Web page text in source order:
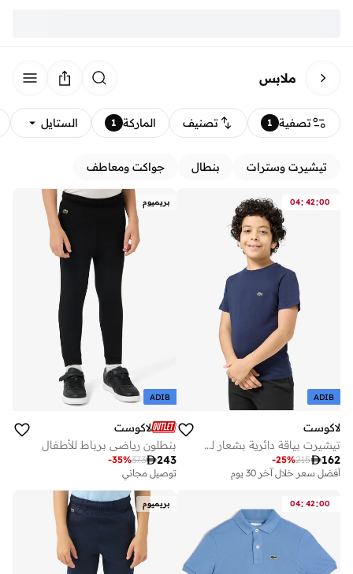
ملابس
تصفية 1 تصنيف الماركة 1 الستايل
تيشيرت وسترات بنطال جواكت ومعاطف
04: 42:00
ADIB
لاكوست
تيشيرت بياقة دائرية بشعار للأطفال
162
215
-25%
أفضل سعر خلال آخر 30 يوم
توصيل مجاني
بريميوم
ADIB
لاكوست
بنطلون رياضي برباط للأطفال
243
373
-35%
توصيل مجاني
04: 42:00 بريميوم